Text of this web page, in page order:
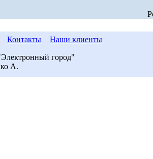
Контакты Наши клиенты
город"
А.